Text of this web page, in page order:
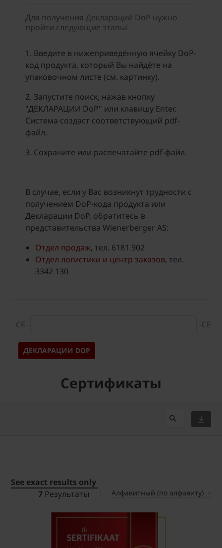
Для получения Деклараций DoP нужно
пройти следующие этапы!
1. Введите в нижеприведённую ячейку DoP-
код продукта, который Вы найдёте на
упаковочном листе (см. картинку).
2. Запустите поиск, нажав кнопку
"ДЕКЛАРАЦИИ DоP" или клавишу Enter.
Система создаст соответствующий pdf-
файл.
3. Сохраните или распечатайте pdf-файл.
В случае, если у Вас возникнут трудности с
получением DoP-кода продукта или
Декларации DoP, обратитесь в
представительства Wienerberger AS:
Отдел продаж, тел. 6181 902
Отдел логистики и центр заказов, тел.
3342 130
CE- -CE
ДЕКЛАРАЦИИ DOP
Cертификаты
See exact results only
7 Результаты Алфавитный (по алфавиту)